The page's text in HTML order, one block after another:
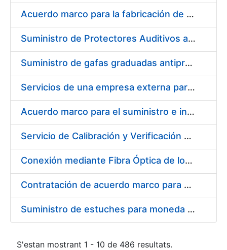
Acuerdo marco para la fabricación de piezas
Suministro de Protectores Auditivos a medida para las personas trabajadoras de los Centros de Trabajo de Madrid y Burgos
Suministro de gafas graduadas antiproyecciones para los trabajadores de la FNMT-RCM en los centros de trabajo de Madrid y Burgos
Servicios de una empresa externa para el asesoramiento y resolución de los recursos de alzada que se presentan relacionados con procesos de selección para la FNMT-RCM
Acuerdo marco para el suministro e instalación de persianas, estores y otros complementos
Servicio de Calibración y Verificación Externa de los Equipos de Medición del Servicio de Prevención de la FNMT-RCM
Conexión mediante Fibra Óptica de los Centros de Proceso de Datos (CPDs) de las sedes de la FNMT-RCM de Burgos y Madrid
Contratación de acuerdo marco para el Suministro de Material de Electricidad para la Fábrica Nacional de Moneda y Timbre-Real Casa de la Moneda en su centro de trabajo de Burgos
Suministro de estuches para moneda de 30 €
S'estan mostrant 1 - 10 de 486 resultats.